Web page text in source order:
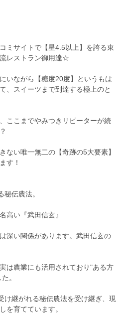
ミサイトで【星4.5以上】を誇る東
レストラン御用達☆
いながら【糖度20度】というもは
、スイーツまで到達する極上のと
ここまでやみつきリピーターが続
ない唯一無二の【奇跡の5大要素】
す！
伝農法。
高い『武田信玄』
深い関係があります。武田信玄の
は農業にも活用されており"ある方
。
け継がれる秘伝農法を受け継ぎ、現
を育てています。